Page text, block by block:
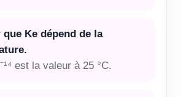
Ke dépend de la
est la valeur à 25 °C.